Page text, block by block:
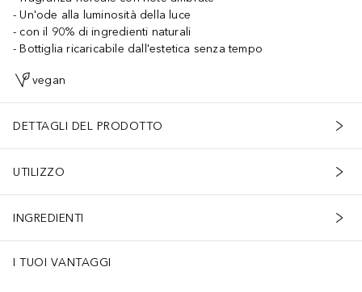
Un'ode alla luminosità della luce
con il 90% di ingredienti naturali
Bottiglia ricaricabile dall'estetica senza tempo
vegan
DETTAGLI DEL PRODOTTO
UTILIZZO
INGREDIENTI
I TUOI VANTAGGI